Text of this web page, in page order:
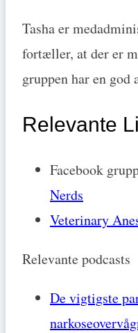
Tasha er
fortæller, at der er
gruppen har en god
Relevante
Facebook
Nerds
Veterinary
Relevante podcasts
De vigtigste